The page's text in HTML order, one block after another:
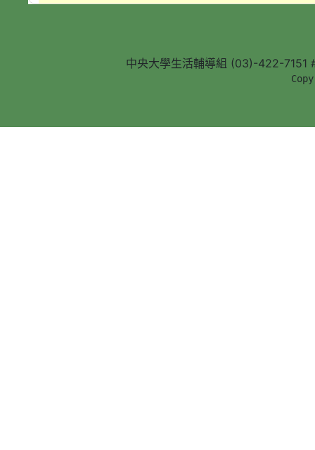
中央大學生活輔導組 (03)-422-7151